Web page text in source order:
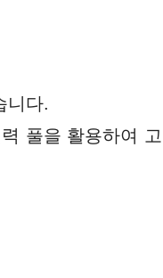
니다.
풀을 활용하여 고